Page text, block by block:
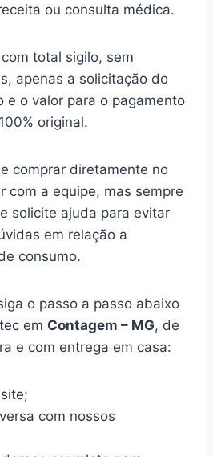
ou consulta médica.
total sigilo, sem
apenas a solicitação do
e o valor para o pagamento
original.
comprar diretamente no
com a equipe, mas sempre
solicite ajuda para evitar
em relação a
consumo.
o passo a passo abaixo
em Contagem – MG, de
e com entrega em casa:
com nossos